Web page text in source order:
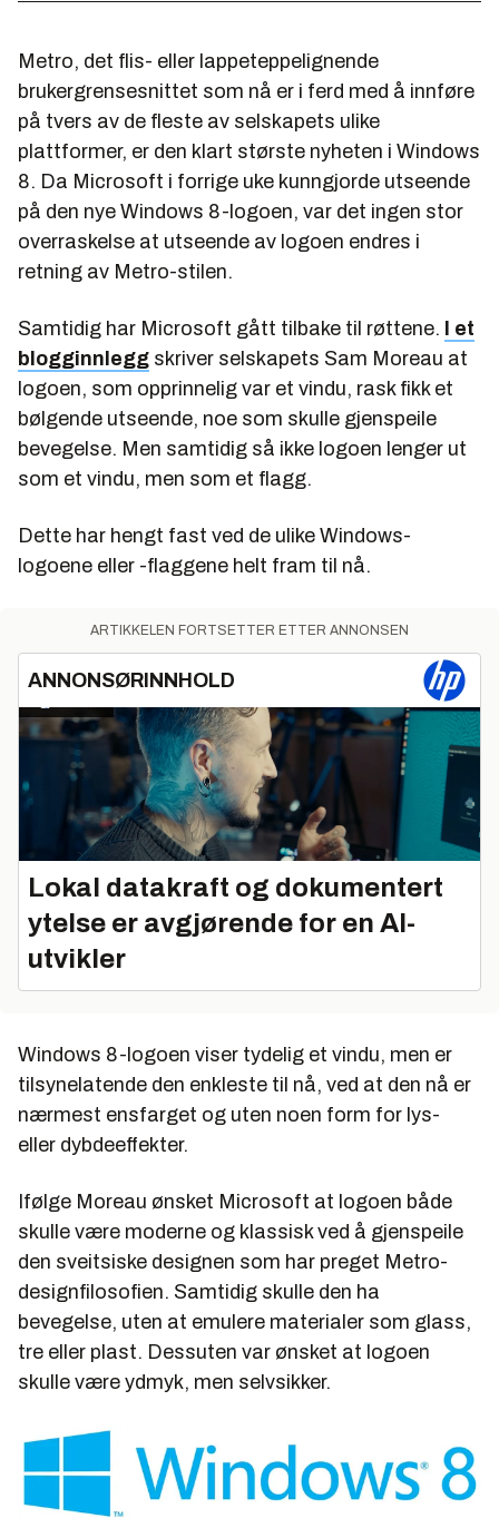
Metro, det flis- eller lappeteppelignende
brukergrensesnittet som nå er i ferd med å innføre
på tvers av de fleste av selskapets ulike
plattformer, er den klart største nyheten i Windows
8. Da Microsoft i forrige uke kunngjorde utseende
på den nye Windows 8-logoen, var det ingen stor
overraskelse at utseende av logoen endres i
retning av Metro-stilen.
Samtidig har Microsoft gått tilbake til røttene. I et
blogginnlegg skriver selskapets Sam Moreau at
logoen, som opprinnelig var et vindu, rask fikk et
bølgende utseende, noe som skulle gjenspeile
bevegelse. Men samtidig så ikke logoen lenger ut
som et vindu, men som et flagg.
Dette har hengt fast ved de ulike Windows-
logoene eller -flaggene helt fram til nå.
ARTIKKELEN FORTSETTER ETTER ANNONSEN
ANNONSØRINNHOLD
Lokal datakraft og dokumentert
ytelse er avgjørende for en AI-
utvikler
Windows 8-logoen viser tydelig et vindu, men er
tilsynelatende den enkleste til nå, ved at den nå er
nærmest ensfarget og uten noen form for lys-
eller dybdeeffekter.
Ifølge Moreau ønsket Microsoft at logoen både
skulle være moderne og klassisk ved å gjenspeile
den sveitsiske designen som har preget Metro-
designfilosofien. Samtidig skulle den ha
bevegelse, uten at emulere materialer som glass,
tre eller plast. Dessuten var ønsket at logoen
skulle være ydmyk, men selvsikker.